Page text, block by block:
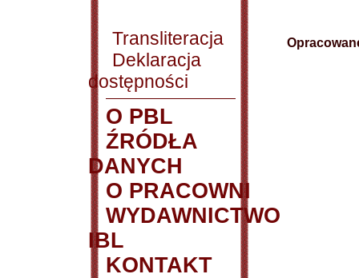
Transliteracja
Deklaracja
dostępności
O PBL
ŹRÓDŁA
DANYCH
O PRACOWNI
WYDAWNICTWO
IBL
KONTAKT